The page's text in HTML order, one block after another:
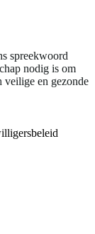
spreekwoord
nodig is om
veilige en gezonde